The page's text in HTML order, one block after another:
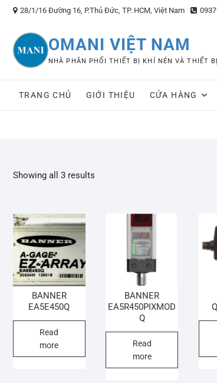
Skip
content
28/1/16 Đường 16, P.Thủ Đức, TP. HCM, Việt Nam
OMANI VIỆT NAM
NHÀ PHÂN PHỐI THIẾT BỊ KHÍ NÉN VÀ THIẾT
TRANG CHỦ GIỚI THIỆU CỬA HÀNG
Showing all 3 results
BANNER
EA5E450Q
Read
more
BANNER
EA5R450PIXMOD
Q
Read
more